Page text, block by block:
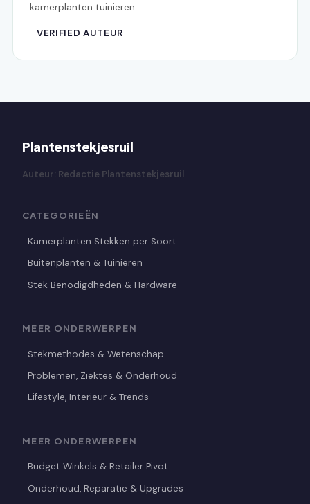
kamerplanten tuinieren
VERIFIED AUTEUR
Plantenstekjesruil
Auteur: Redactie Plantenstekjesruil
CATEGORIEËN
Kamerplanten Stekken per Soort
Buitenplanten & Tuinieren
Stek Benodigdheden & Hardware
MEER ONDERWERPEN
Stekmethodes & Wetenschap
Problemen, Ziektes & Onderhoud
Lifestyle, Interieur & Trends
MEER ONDERWERPEN
Budget Winkels & Retailer Pivot
Onderhoud, Reparatie & Upgrades